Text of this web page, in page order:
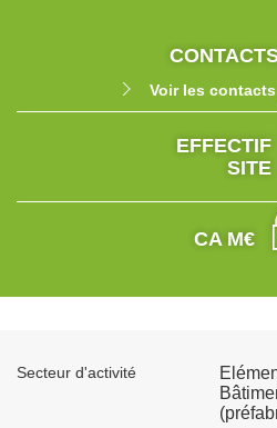
Voir les
EFFECTIF
SITE
CA M€
Secteur d'activité